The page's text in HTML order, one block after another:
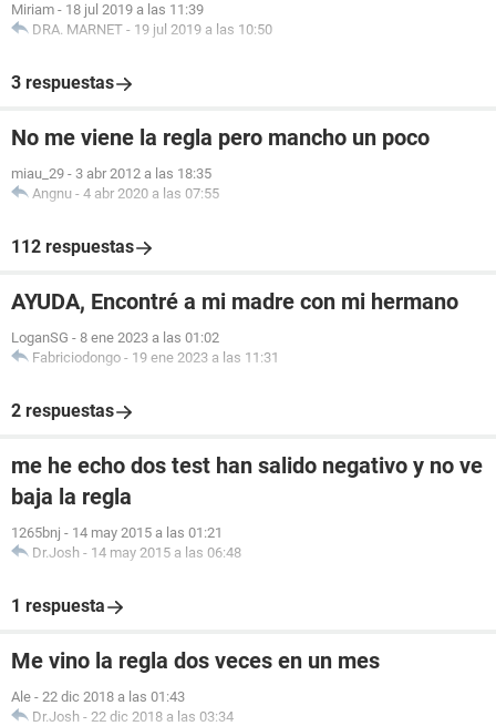
Miriam - 18 jul 2019 a las 11:39
DRA. MARNET - 19 jul 2019 a las 10:50
3 respuestas
No me viene la regla pero mancho un poco
miau_29 - 3 abr 2012 a las 18:35
Angnu - 4 abr 2020 a las 07:55
112 respuestas
AYUDA, Encontré a mi madre con mi hermano
LoganSG - 8 ene 2023 a las 01:02
Fabriciodongo - 19 ene 2023 a las 11:31
2 respuestas
me he echo dos test han salido negativo y no ve
baja la regla
1265bnj - 14 may 2015 a las 01:21
Dr.Josh - 14 may 2015 a las 06:48
1 respuesta
Me vino la regla dos veces en un mes
Ale - 22 dic 2018 a las 01:43
Dr.Josh - 22 dic 2018 a las 03:34